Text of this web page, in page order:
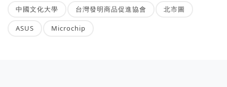
中國文化大學 台灣發明商品促進協會 北市圖
ASUS Microchip